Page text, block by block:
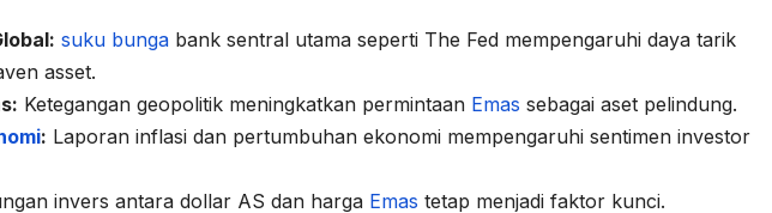
suku bunga bank sentral utama seperti The Fed mempengaruhi daya tarik
asset.
Ketegangan geopolitik meningkatkan permintaan Emas sebagai aset pelindung.
: Laporan inflasi dan pertumbuhan ekonomi mempengaruhi sentimen investor
invers antara dollar AS dan harga Emas tetap menjadi faktor kunci.